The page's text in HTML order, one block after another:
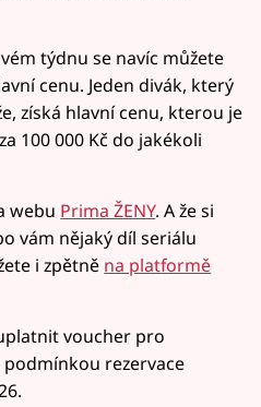
týdnu se navíc můžete
cenu. Jeden divák, který
získá hlavní cenu, kterou je
100 000 Kč do jakékoli
webu Prima ŽENY. A že si
vám nějaký díl seriálu
i zpětně na platformě
voucher pro
rezervace